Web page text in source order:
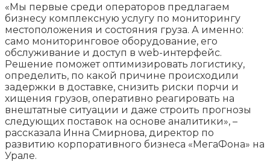
«Мы первые среди операторов предлагаем
бизнесу комплексную услугу по мониторингу
местоположения и состояния груза. А именно:
само мониторинговое оборудование, его
обслуживание и доступ в web-интерфейс.
Решение поможет оптимизировать логистику,
определить, по какой причине происходили
задержки в доставке, снизить риски порчи и
хищения грузов, оперативно реагировать на
внештатные ситуации и даже строить прогнозы
следующих поставок на основе аналитики», –
рассказала Инна Смирнова, директор по
развитию корпоративного бизнеса «МегаФона» на
Урале.